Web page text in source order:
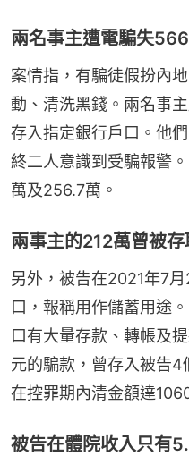
兩名事主遭電騙失
案情指，有騙徒假扮內
動、清洗黑錢。兩名事
存入指定銀行戶口。他
終二人意識到受騙報警
萬及256.7萬。
兩事主的212萬曾被
另外，被告在2021年7
口，報稱用作儲蓄用途
口有大量存款、轉帳及
元的騙款，曾存入被告4
在控罪期內清金額達
被告在體院收入只有